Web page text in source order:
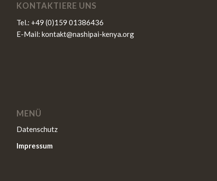
KONTAKTIERE UNS
Tel.: +49 (0)159 01386436
E-Mail: kontakt@nashipai-kenya.org
MENÜ
Datenschutz
Impressum